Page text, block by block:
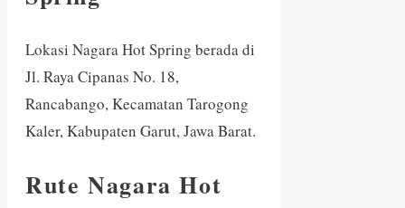
Lokasi Nagara Hot Spring berada di
Jl. Raya Cipanas No. 18,
Rancabango, Kecamatan Tarogong
Kaler, Kabupaten Garut, Jawa Barat.
Rute Nagara Hot